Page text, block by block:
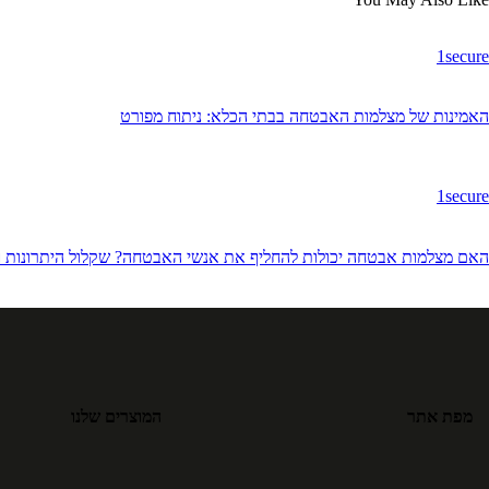
1secure
האמינות של מצלמות האבטחה בבתי הכלא: ניתוח מפורט
1secure
האם מצלמות אבטחה יכולות להחליף את אנשי האבטחה? שקלול היתרונות
מפת אתר המוצרים שלנו